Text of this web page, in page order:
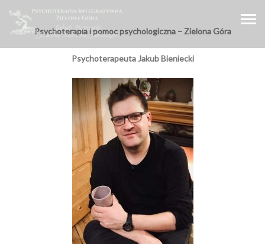
Psychoterapia i pomoc psychologiczna – Zielona Góra
Psychoterapeuta Jakub Bieniecki